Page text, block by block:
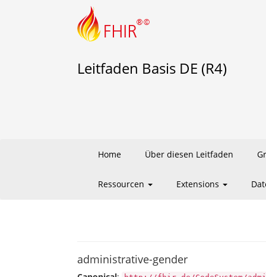
Leitfaden Basis DE (R4)
Home Über diesen Leitfaden
Ressourcen Extensions
administrative-gender